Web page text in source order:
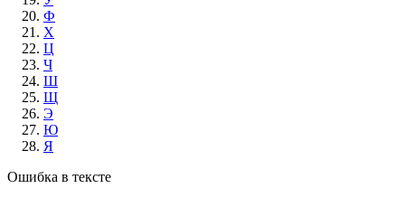
Ф
Х
Ц
Ч
Ш
Щ
Э
Ю
Я
Ошибка в тексте